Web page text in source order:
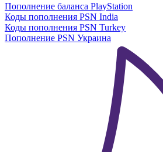
Пополнение баланса PlayStation
Коды пополнения PSN India
Коды пополнения PSN Turkey
Пополнение PSN Украина